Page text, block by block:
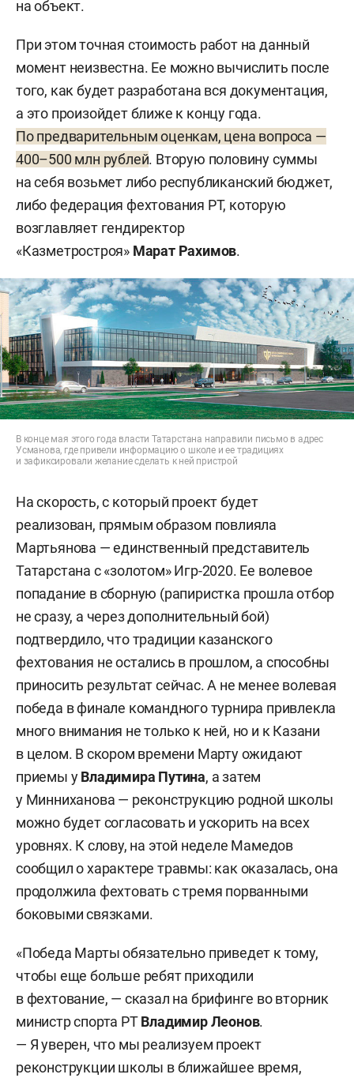
на объект.
При этом точная стоимость работ на данный
момент неизвестна. Ее можно вычислить после
того, как будет разработана вся документация,
а это произойдет ближе к концу года.
По предварительным оценкам, цена вопроса —
400–500 млн рублей. Вторую половину суммы
на себя возьмет либо республиканский бюджет,
либо федерация фехтования РТ, которую
возглавляет гендиректор
«Казметростроя» Марат Рахимов.
В конце мая этого года власти Татарстана направили письмо в адрес
Усманова, где привели информацию о школе и ее традициях
и зафиксировали желание сделать к ней пристрой
На скорость, с который проект будет
реализован, прямым образом повлияла
Мартьянова — единственный представитель
Татарстана с «золотом» Игр-2020. Ее волевое
попадание в сборную (рапиристка прошла отбор
не сразу, а через дополнительный бой)
подтвердило, что традиции казанского
фехтования не остались в прошлом, а способны
приносить результат сейчас. А не менее волевая
победа в финале командного турнира привлекла
много внимания не только к ней, но и к Казани
в целом. В скором времени Марту ожидают
приемы уВладимира Путина, а затем
у Минниханова — реконструкцию родной школы
можно будет согласовать и ускорить на всех
уровнях. К слову, на этой неделе Мамедов
сообщил о характере травмы: как оказалась, она
продолжила фехтовать с тремя порванными
боковыми связками.
«Победа Марты обязательно приведет к тому,
чтобы еще больше ребят приходили
в фехтование, — сказал на брифинге во вторник
министр спорта РТВладимирЛеонов.
— Я уверен, что мы реализуем проект
реконструкции школы в ближайшее время,